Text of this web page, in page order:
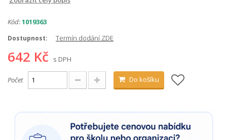
Kód:1019363
Dostupnost: Termín dodání ZDE
642 Kč s DPH
Počet Do košíku